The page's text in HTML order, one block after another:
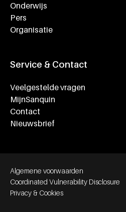
Onderwijs
Pers
Organisatie
Service & Contact
Veelgestelde vragen
MijnSanquin
Contact
Nieuwsbrief
Footer bottom navigation
Algemene voorwaarden
Coordinated Vulnerability Disclosure
Privacy & Cookies